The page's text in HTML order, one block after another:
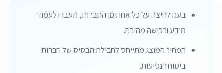
בעת לחיצה על כל אחת מן החברות, תעברו לעמוד
מידע ורכישה מהירה.
המחיר המוצג מתייחס לחבילת הבסיס של חברות
ביטוח הנסיעות.